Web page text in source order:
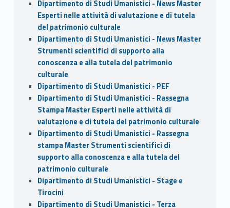
Dipartimento di Studi Umanistici - News Master
Esperti nelle attività di valutazione e di tutela
del patrimonio culturale
Dipartimento di Studi Umanistici - News Master
Strumenti scientifici di supporto alla
conoscenza e alla tutela del patrimonio
culturale
Dipartimento di Studi Umanistici - PEF
Dipartimento di Studi Umanistici - Rassegna
Stampa Master Esperti nelle attività di
valutazione e di tutela del patrimonio culturale
Dipartimento di Studi Umanistici - Rassegna
stampa Master Strumenti scientifici di
supporto alla conoscenza e alla tutela del
patrimonio culturale
Dipartimento di Studi Umanistici - Stage e
Tirocini
Dipartimento di Studi Umanistici - Terza